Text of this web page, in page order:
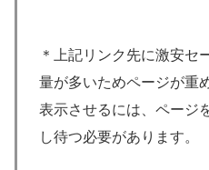
＊上記リンク先に激安セ
量が多いためページが重
表示させるには、ページ
し待つ必要があります。